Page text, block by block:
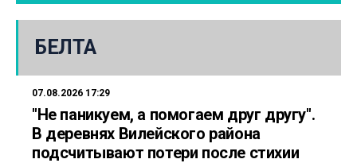
БЕЛТА
07.08.2026 17:29
"Не паникуем, а помогаем друг другу".
В деревнях Вилейского района
подсчитывают потери после стихии